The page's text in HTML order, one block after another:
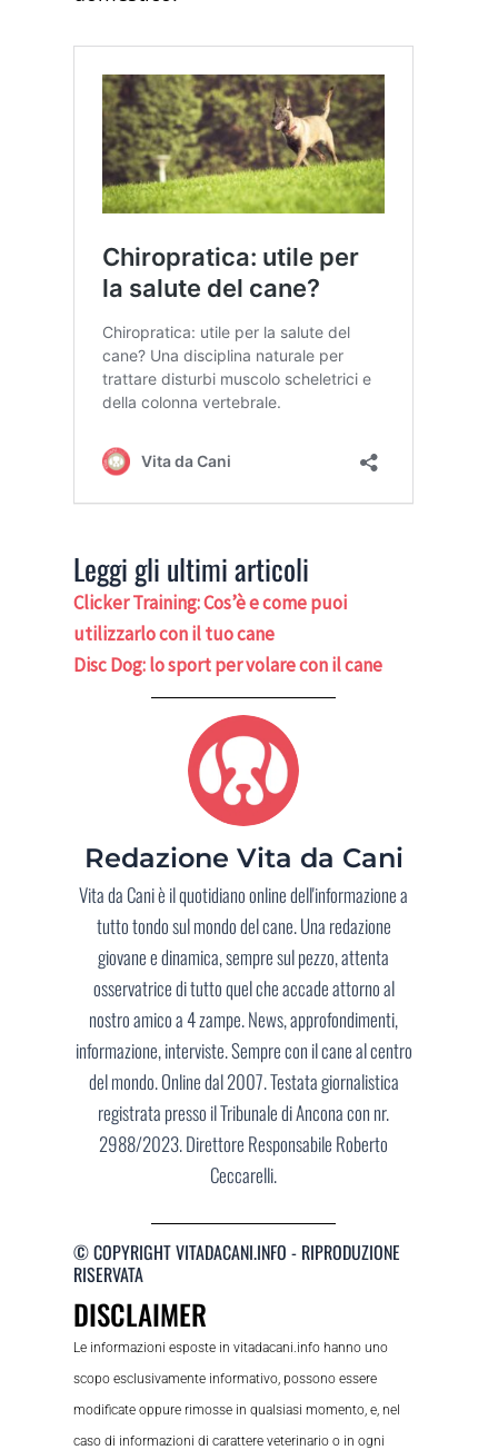
Leggi gli ultimi articoli
Clicker Training: Cos’è e come puoi
utilizzarlo con il tuo cane
Disc Dog: lo sport per volare con il cane
Redazione Vita da Cani
Vita da Cani è il quotidiano online dell'informazione a
tutto tondo sul mondo del cane. Una redazione
giovane e dinamica, sempre sul pezzo, attenta
osservatrice di tutto quel che accade attorno al
nostro amico a 4 zampe. News, approfondimenti,
informazione, interviste. Sempre con il cane al centro
del mondo. Online dal 2007. Testata giornalistica
registrata presso il Tribunale di Ancona con nr.
2988/2023. Direttore Responsabile Roberto
Ceccarelli.
© COPYRIGHT VITADACANI.INFO - RIPRODUZIONE
RISERVATA
DISCLAIMER
Le informazioni esposte in vitadacani.info hanno uno
scopo esclusivamente informativo, possono essere
modificate oppure rimosse in qualsiasi momento, e, nel
caso di informazioni di carattere veterinario o in ogni